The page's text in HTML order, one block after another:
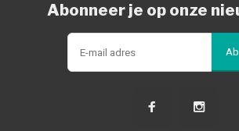
Abonneer je op onze